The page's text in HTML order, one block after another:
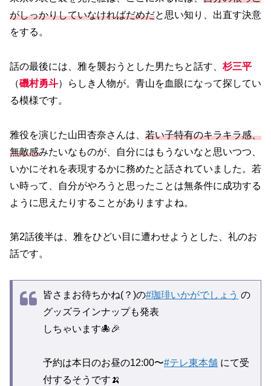
がしっかりしていなければだめだと思い知り、出直す決意
をする。
話の最後には、雅を襲おうとした男たちと話す、 杉三平
（磯村勇斗）らしき人物が。青山を血眼になって探してい
る模様です。
雅役を演じた山田杏奈さんは、 若い子特有のキラキラ感、
無敵感みたいなものが、自分にはもうないなと思いつつ、
いかにそれを表現するかに務めたと話されていました。若
い時って、自分がやろうと思ったことは無条件に成功する
ように思えたりすることがありますよね。
第2話後半は、雅をひどい目に遭わせようとした、礼のお
話です。
皆さまお待ちかね(？)の#珈琲いかがでしょう の
グッズラインナップも発表
しちゃいます🐙🎉
予約は本日のお昼の12:00〜#テレ東本舗 にて受
付するそうです🍌